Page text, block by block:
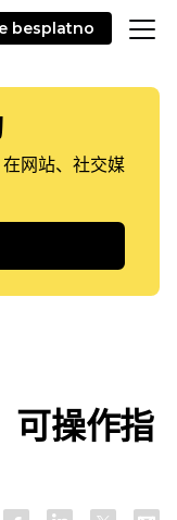
besplatno
网站、社交媒
可操作指